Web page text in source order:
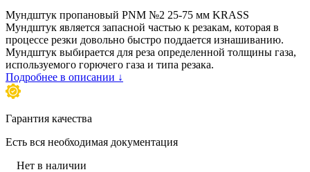
Мундштук пропановый PNM №2 25-75 мм KRASS
Мундштук является запасной частью к резакам, которая в
процессе резки довольно быстро поддается изнашиванию.
Мундштук выбирается для реза определенной толщины газа,
используемого горючего газа и типа резака.
Подробнее в описании ↓
Гарантия качества
Есть вся необходимая документация
Нет в наличии